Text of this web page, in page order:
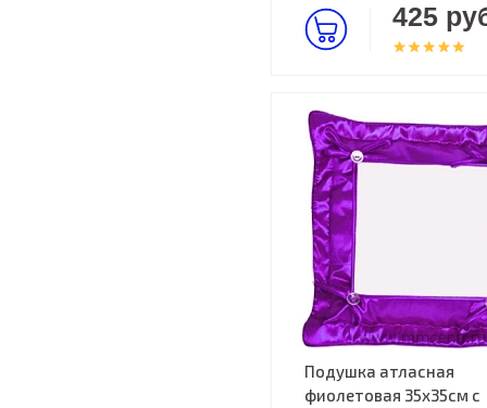
425
Подушка атласная
фиолетовая 35х35см c